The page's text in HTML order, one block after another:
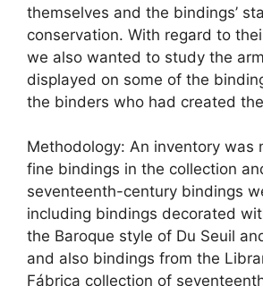
themselves and the bindings’
conservation. With regard to
we also wanted to study the
displayed on some of the
the binders who had created
Methodology: An inventory was
fine bindings in the collection
seventeenth-century bindings
including bindings decorated
the Baroque style of Du Seuil
and also bindings from the
Fábrica collection of